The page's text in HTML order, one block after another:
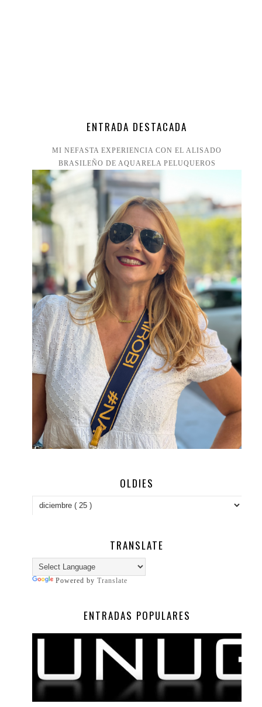
ENTRADA DESTACADA
MI NEFASTA EXPERIENCIA CON EL ALISADO
BRASILEÑO DE AQUARELA PELUQUEROS
OLDIES
TRANSLATE
Powered by Translate
ENTRADAS POPULARES